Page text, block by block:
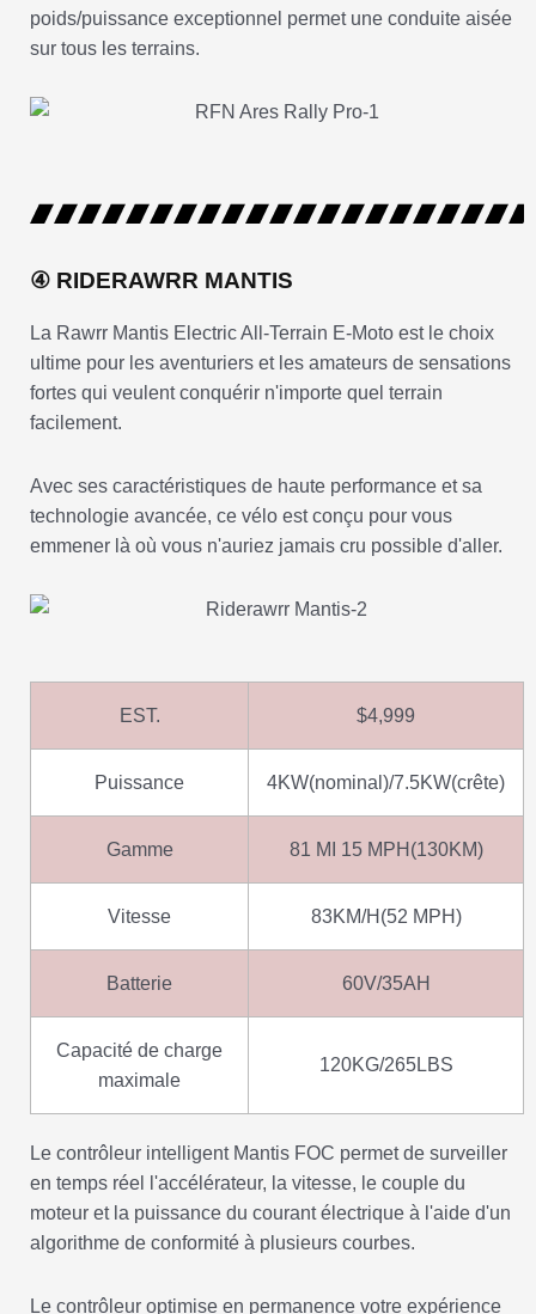
poids/puissance exceptionnel permet une conduite aisée
sur tous les terrains.
④ RIDERAWRR MANTIS
La Rawrr Mantis Electric All-Terrain E-Moto est le choix
ultime pour les aventuriers et les amateurs de sensations
fortes qui veulent conquérir n'importe quel terrain
facilement.
Avec ses caractéristiques de haute performance et sa
technologie avancée, ce vélo est conçu pour vous
emmener là où vous n'auriez jamais cru possible d'aller.
EST. $4,999
Puissance 4KW(nominal)/7.5KW(crête)
Gamme 81 MI 15 MPH(130KM)
Vitesse 83KM/H(52 MPH)
Batterie 60V/35AH
Capacité de charge
maximale
120KG/265LBS
Le contrôleur intelligent Mantis FOC permet de surveiller
en temps réel l'accélérateur, la vitesse, le couple du
moteur et la puissance du courant électrique à l'aide d'un
algorithme de conformité à plusieurs courbes.
Le contrôleur optimise en permanence votre expérience